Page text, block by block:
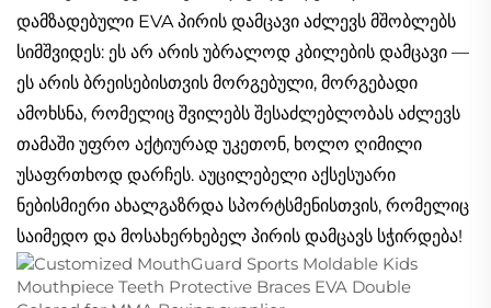
დამზადებული EVA პირის დამცავი აძლევს მშობლებს
სიმშვიდეს: ეს არ არის უბრალოდ კბილების დამცავი —
ეს არის ბრეისებისთვის მორგებული, მორგებადი
ამოხსნა, რომელიც შვილებს შესაძლებლობას აძლევს
თამაში უფრო აქტიურად უკეთონ, ხოლო ღიმილი
უსაფრთხოდ დარჩეს. აუცილებელი აქსესუარი
ნებისმიერი ახალგაზრდა სპორტსმენისთვის, რომელიც
საიმედო და მოსახერხებელ პირის დამცავს სჭირდება!